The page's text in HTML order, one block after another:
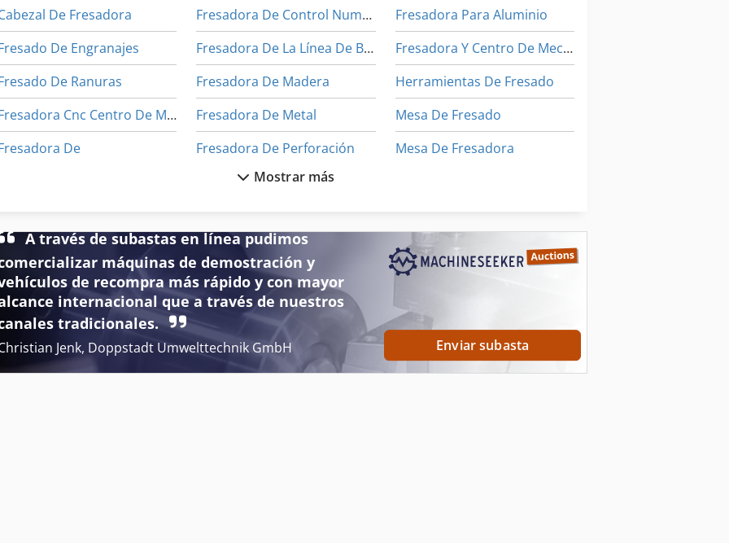
De Fresadora
De Engranajes
De Ranuras
Fresadora Cnc Centro De Mecanizado
De
De Banco
De Consola
Fresadora De Control Numerico
Fresadora De La Línea De Bosque
Fresadora De Madera
Fresadora De Metal
Fresadora De Perforación
Fresadora De Ranuras
Fresadora Modelo
Fresadora Para Aluminio
Fresadora Y Centro De Mecanizado Cnc
Herramientas De Fresado
Mesa De Fresado
Mesa De Fresadora
Mostrar más
A través de subastas en línea pudimos
máquinas de demostración y
de recompra más rápido y con mayor
internacional que a través de nuestros
tradicionales.
Jenk, Doppstadt Umwelttechnik GmbH Enviar subasta